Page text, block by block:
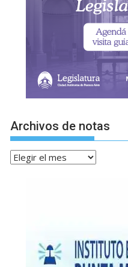
Archivos de notas
Archivos